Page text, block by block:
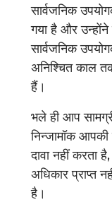
सार्वजनिक
गया है और
सार्वजनिक
अनिश्चित काल
हैं।
भले ही आप
निन्जामॉक आपकी
दावा नहीं करता
अधिकार प्राप्त
है।